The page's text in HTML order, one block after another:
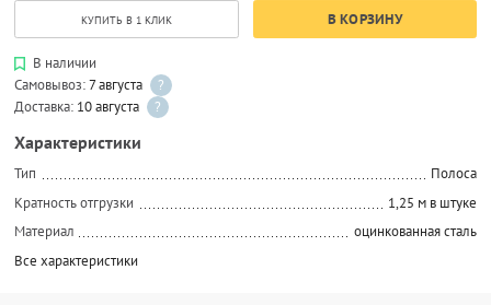
КУПИТЬ В 1 КЛИК В КОРЗИНУ
В наличии
Самовывоз:7 августа
?
Доставка: 10 августа ?
Характеристики
Тип
Полоса
Кратность отгрузки
1,25 м в штуке
Материал
оцинкованная сталь
Все характеристики